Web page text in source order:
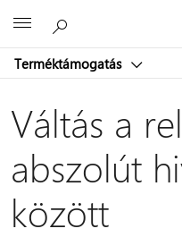
Terméktámogatás
Váltás a
abszolút
között